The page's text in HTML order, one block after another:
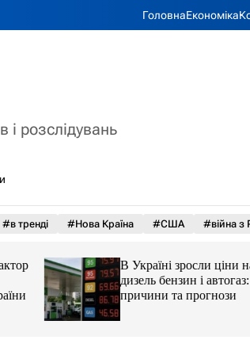
ГоловнаЕкономіка
і розслідувань
#в тренді #Нова Країна #США #війна з
В Україні зросли ціни на
дизель бензин і автогаз:
причини та прогнози